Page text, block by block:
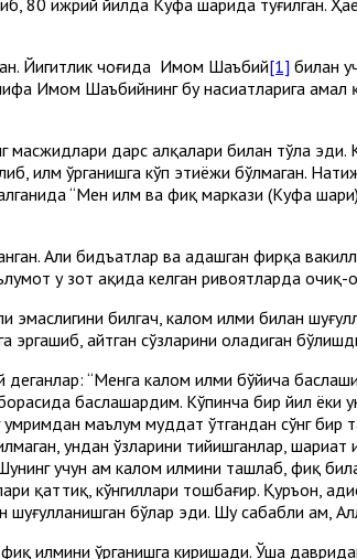
Йигитлик чоғида Имом Шаъбий[1] билан
Имом Шаъбийнинг бу насиҳатларига
дарс ҳалқалари билан тўла эди.
илм ўрганишга кўп эҳтиёжи бўлмаган.
“Мен илм ва фиқҳ маркази (Куфа
Аҳли бидъатлар ва адашган фирқа
у зот ҳақида келган ривоятларда очиқ-
эмаслигини билгач, калом илми билан
эргашиб, айтган сўзларини оладиган
деганлар: “Менга калом илми бўйича
баҳслашардим. Кўпинча бир йил
маълум муддат ўтгандан сўнг бир
ундан ўзларини тийишганлар,
учун ҳам калом илмини ташлаб, фиқҳ
қаттиқ, кўнгиллари тошбағир. Қуръон,
бўлар эди. Шу сабабли ҳам,
илмини ўрганишга киришади. Ўша